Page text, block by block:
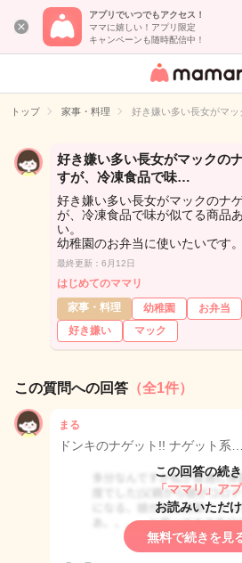
アプリでいつでもアクセス！
ママに嬉しい！アプリ限定
キャンペーンも随時配信中！
女性専用匿名QA
イト
トップ 家事・料理 好き嫌い多い長女がマ
好き嫌い多い長女がマックの
すが、冷凍食品で味…
好き嫌い多い長女がマックのナ
が、冷凍食品で味が似てる商品
い。
幼稚園のお弁当に使いたいです。
最終更新：6月12日
はじめてのママリ
家事・料理
幼稚園 お弁当
好き嫌い
マック
この質問への回答 （全1件）
まる
ドンキのナゲット!! ナゲット系…
この回答の続
「ママリ」アプ
お読みいただ
無料で続きを見